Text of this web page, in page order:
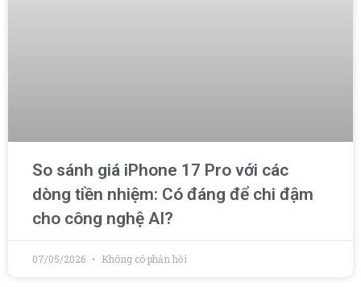
So sánh giá iPhone 17 Pro với các
dòng tiền nhiệm: Có đáng để chi đậm
cho công nghệ AI?
07/05/2026 Không có phản hồi